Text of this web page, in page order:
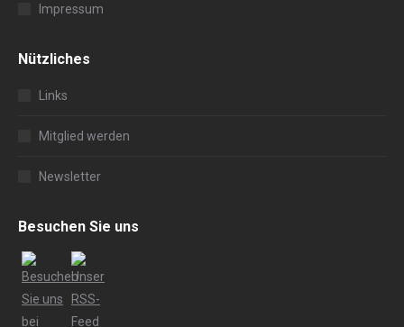
Impressum
Nützliches
Links
Mitglied werden
Newsletter
Besuchen Sie uns